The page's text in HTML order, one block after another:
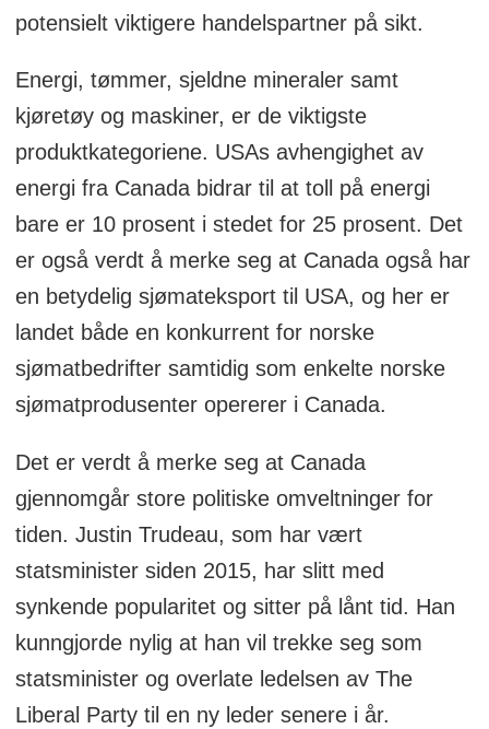
potensielt viktigere handelspartner på sikt.
Energi, tømmer, sjeldne mineraler samt
kjøretøy og maskiner, er de viktigste
produktkategoriene. USAs avhengighet av
energi fra Canada bidrar til at toll på energi
bare er 10 prosent i stedet for 25 prosent. Det
er også verdt å merke seg at Canada også har
en betydelig sjømateksport til USA, og her er
landet både en konkurrent for norske
sjømatbedrifter samtidig som enkelte norske
sjømatprodusenter opererer i Canada.
Det er verdt å merke seg at Canada
gjennomgår store politiske omveltninger for
tiden. Justin Trudeau, som har vært
statsminister siden 2015, har slitt med
synkende popularitet og sitter på lånt tid. Han
kunngjorde nylig at han vil trekke seg som
statsminister og overlate ledelsen av The
Liberal Party til en ny leder senere i år.